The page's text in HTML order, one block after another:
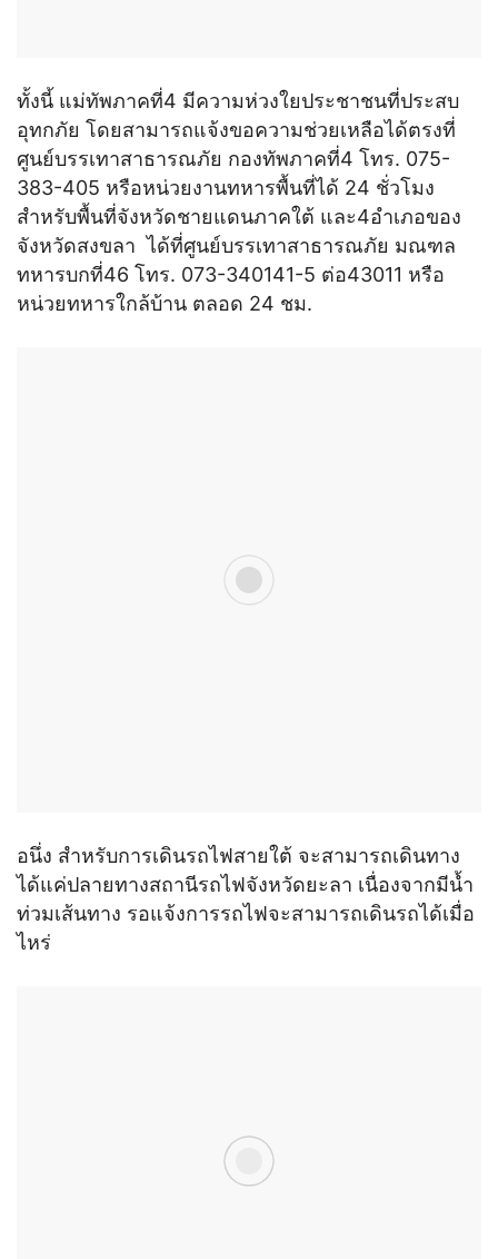
ทั้งนี้ แม่ทัพภาคที่4 มีความห่วงใยประชาชนที่ประสบ
อุทกภัย โดยสามารถแจ้งขอความช่วยเหลือได้ตรงที่
ศูนย์บรรเทาสาธารณภัย กองทัพภาคที่4 โทร. 075-
383-405 หรือหน่วยงานทหารพื้นที่ได้ 24 ชั่วโมง
สำหรับพื้นที่จังหวัดชายแดนภาคใต้ และ4อำเภอของ
จังหวัดสงขลา ได้ที่ศูนย์บรรเทาสาธารณภัย มณฑล
ทหารบกที่46 โทร. 073-340141-5 ต่อ43011 หรือ
หน่วยทหารใกล้บ้าน ตลอด 24 ชม.
อนึ่ง สำหรับการเดินรถไฟสายใต้ จะสามารถเดินทาง
ได้แค่ปลายทางสถานีรถไฟจังหวัดยะลา เนื่องจากมีน้ำ
ท่วมเส้นทาง รอแจ้งการรถไฟจะสามารถเดินรถได้เมื่อ
ไหร่